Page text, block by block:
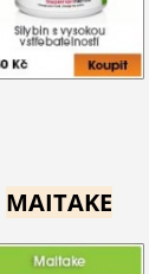
MAITAKE